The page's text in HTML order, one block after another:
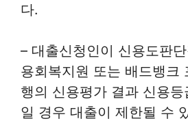
다.
– 대출신청인이 신용도판
용회복지원 또는 배드뱅크
행의 신용평가 결과 신용등
일 경우 대출이 제한될 수